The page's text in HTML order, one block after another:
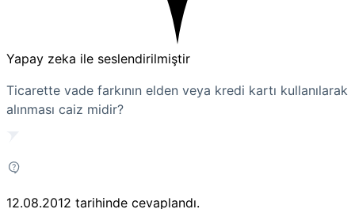
Yapay zeka ile seslendirilmiştir
Ticarette vade farkının elden veya kredi kartı kullanılarak
alınması caiz midir?
12.08.2012 tarihinde cevaplandı.